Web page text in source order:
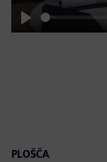
Play
PLOŠČA